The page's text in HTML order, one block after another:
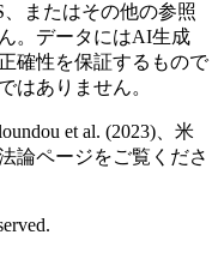
またはその他の参照
。データにはAI生成
確性を保証するもので
はありません。
et al. (2023)、米
論ページをご覧くださ